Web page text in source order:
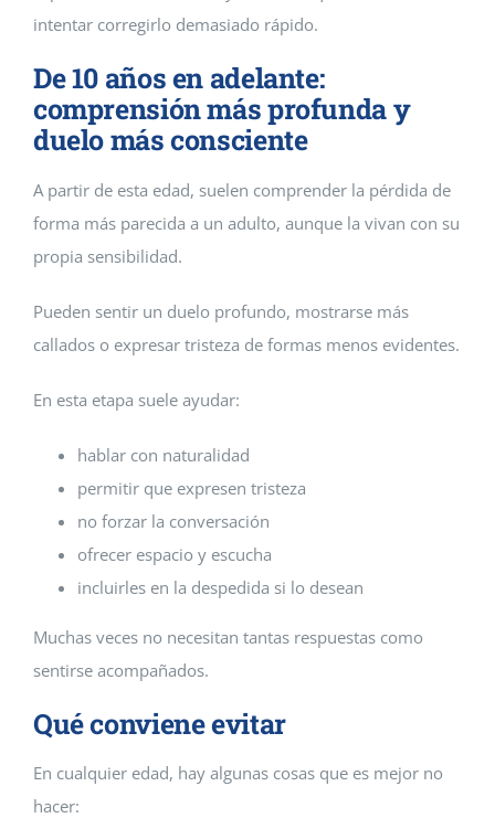
intentar corregirlo demasiado rápido.
De 10 años en adelante:
comprensión más profunda y
duelo más consciente
A partir de esta edad, suelen comprender la pérdida de
forma más parecida a un adulto, aunque la vivan con su
propia sensibilidad.
Pueden sentir un duelo profundo, mostrarse más
callados o expresar tristeza de formas menos evidentes.
En esta etapa suele ayudar:
hablar con naturalidad
permitir que expresen tristeza
no forzar la conversación
ofrecer espacio y escucha
incluirles en la despedida si lo desean
Muchas veces no necesitan tantas respuestas como
sentirse acompañados.
Qué conviene evitar
En cualquier edad, hay algunas cosas que es mejor no
hacer: